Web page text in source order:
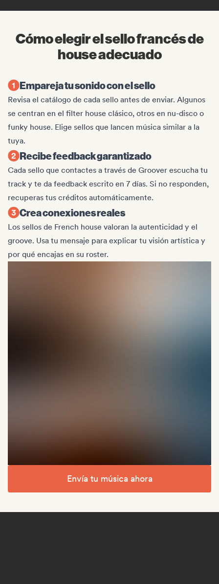
Cómo elegir el sello francés de
house adecuado
Empareja tu sonido con el sello
Revisa el catálogo de cada sello antes de enviar. Algunos
se centran en el filter house clásico, otros en nu-disco o
funky house. Elige sellos que lancen música similar a la
tuya.
Recibe feedback garantizado
Cada sello que contactes a través de Groover escucha tu
track y te da feedback escrito en 7 días. Si no responden,
recuperas tus créditos automáticamente.
Crea conexiones reales
Los sellos de French house valoran la autenticidad y el
groove. Usa tu mensaje para explicar tu visión artística y
por qué encajas en su roster.
Envía tu música ahora